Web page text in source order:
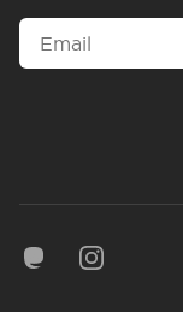
MastodonInstagram